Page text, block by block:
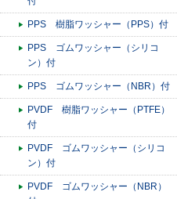
PPS 樹脂ワッシャー（PPS）付
PPS ゴムワッシャー（シリコ
ン）付
PPS ゴムワッシャー（NBR）付
PVDF 樹脂ワッシャー（PTFE）
付
PVDF ゴムワッシャー（シリコ
ン）付
PVDF ゴムワッシャー（NBR）